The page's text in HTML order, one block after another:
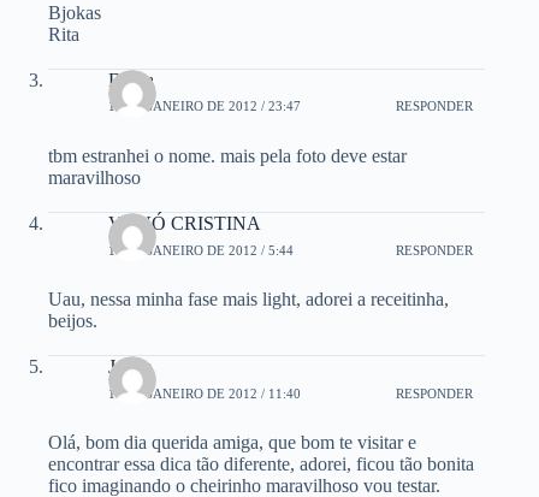
Bjokas
Rita
Diana
17 DE JANEIRO DE 2012 / 23:47 RESPONDER
tbm estranhei o nome. mais pela foto deve estar
maravilhoso
VOVÓ CRISTINA
18 DE JANEIRO DE 2012 / 5:44 RESPONDER
Uau, nessa minha fase mais light, adorei a receitinha,
beijos.
Joyce
18 DE JANEIRO DE 2012 / 11:40 RESPONDER
Olá, bom dia querida amiga, que bom te visitar e
encontrar essa dica tão diferente, adorei, ficou tão bonita
fico imaginando o cheirinho maravilhoso vou testar.